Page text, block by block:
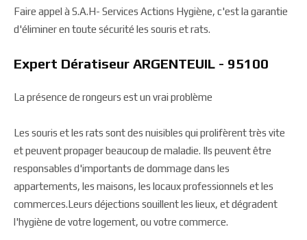
Faire appel à S.A.H- Services Actions Hygiène, c'est la garantie
d'éliminer en toute sécurité les souris et rats.
Expert Dératiseur ARGENTEUIL - 95100
La présence de rongeurs est un vrai problème
Les souris et les rats sont des nuisibles qui prolifèrent très vite
et peuvent propager beaucoup de maladie. Ils peuvent être
responsables d'importants de dommage dans les
appartements, les maisons, les locaux professionnels et les
commerces.Leurs déjections souillent les lieux, et dégradent
l'hygiène de votre logement, ou votre commerce.